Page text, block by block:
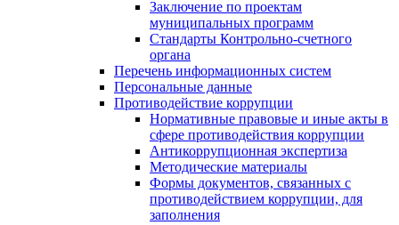
Заключение по проектам
муниципальных программ
Стандарты Контрольно-счетного
органа
Перечень информационных систем
Персональные данные
Противодействие коррупции
Нормативные правовые и иные акты в
сфере противодействия коррупции
Антикоррупционная экспертиза
Методические материалы
Формы документов, связанных с
противодействием коррупции, для
заполнения